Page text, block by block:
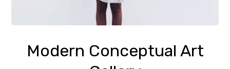
Modern Conceptual Art